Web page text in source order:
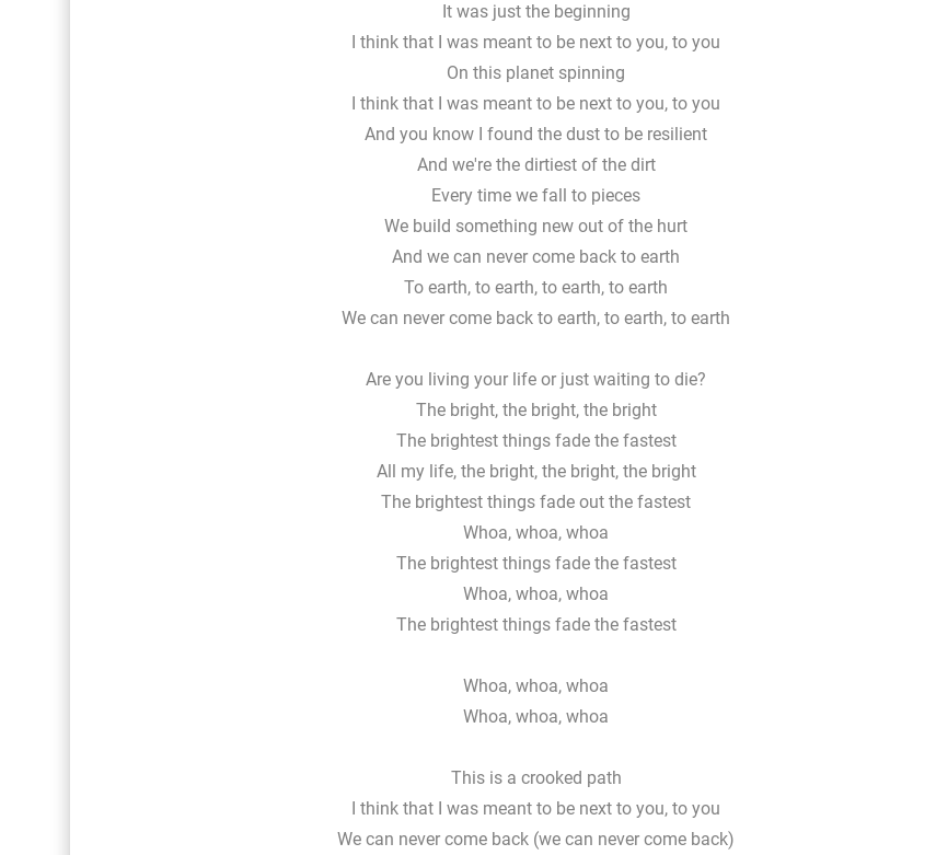
It was just the beginning
I think that I was meant to be next to you, to you
On this planet spinning
I think that I was meant to be next to you, to you
And you know I found the dust to be resilient
And we're the dirtiest of the dirt
Every time we fall to pieces
We build something new out of the hurt
And we can never come back to earth
To earth, to earth, to earth, to earth
We can never come back to earth, to earth, to earth
Are you living your life or just waiting to die?
The bright, the bright, the bright
The brightest things fade the fastest
All my life, the bright, the bright, the bright
The brightest things fade out the fastest
Whoa, whoa, whoa
The brightest things fade the fastest
Whoa, whoa, whoa
The brightest things fade the fastest
Whoa, whoa, whoa
Whoa, whoa, whoa
This is a crooked path
I think that I was meant to be next to you, to you
We can never come back (we can never come back)